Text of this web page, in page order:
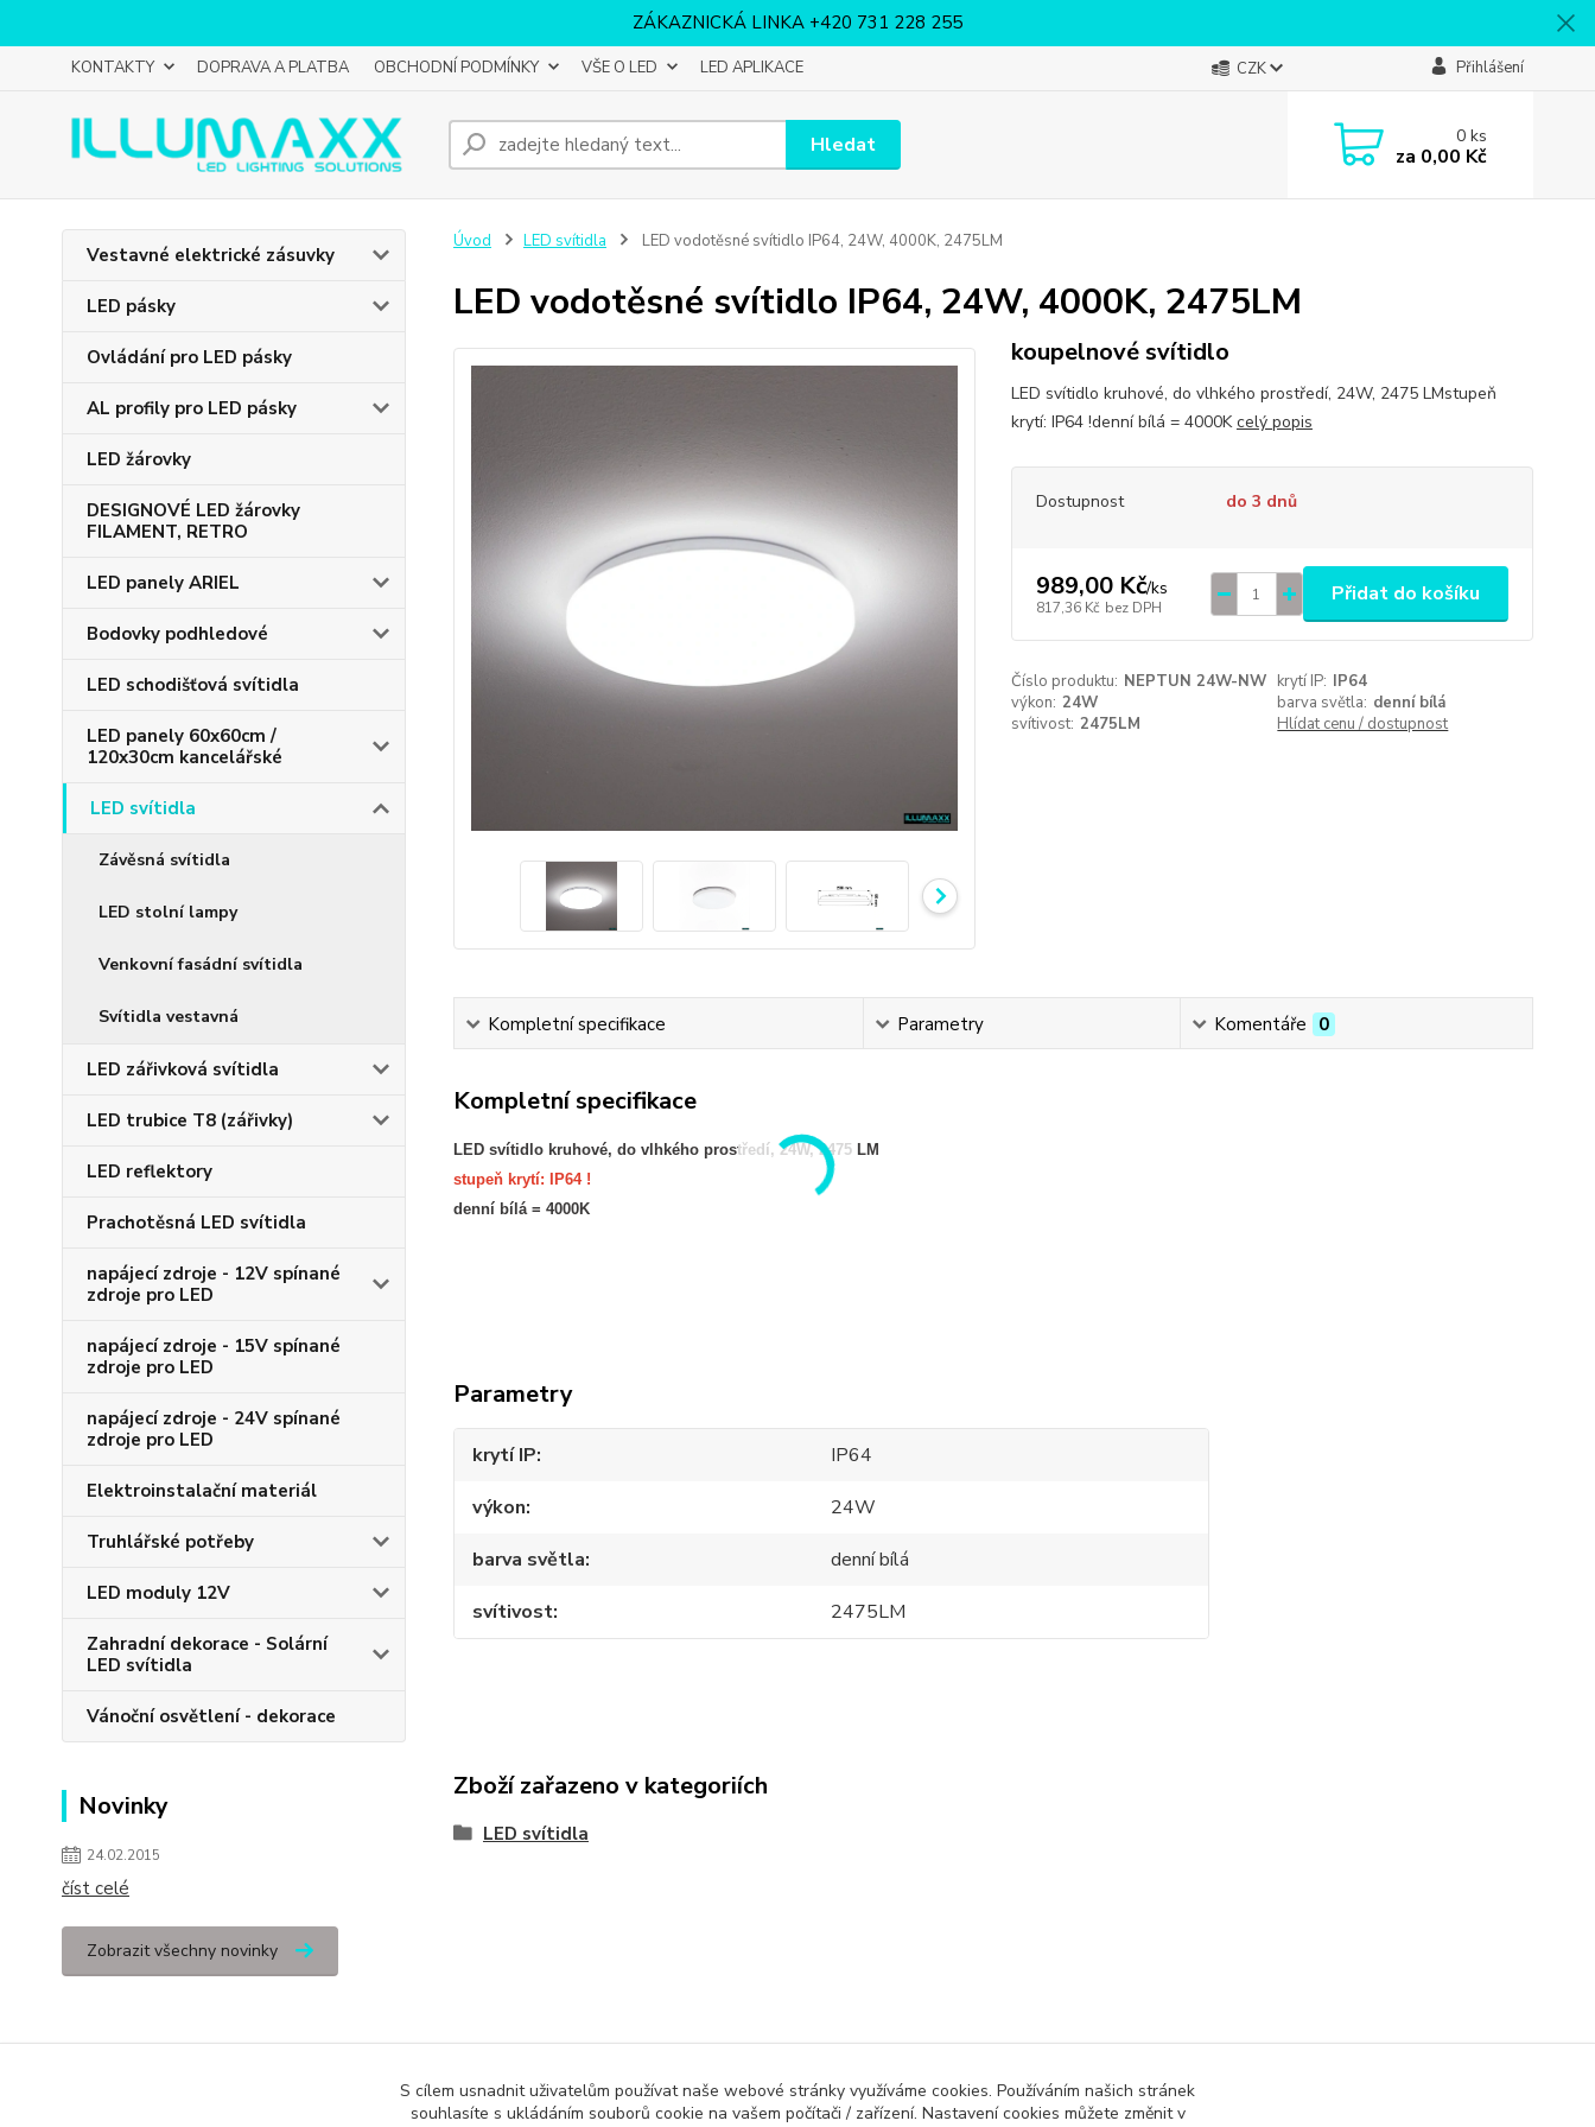
ZÁKAZNICKÁ LINKA +420 731 228 255
KONTAKTY DOPRAVA A PLATBA OBCHODNÍ PODMÍNKY VŠE O LED LED APLIKACE CZK Přihlášení
Hledat 0ks
za 0,00 Kč
Vestavné elektrické zásuvky
LED pásky
Ovládání pro LED pásky
AL profily pro LED pásky
LED žárovky
DESIGNOVÉ LED žárovky
FILAMENT, RETRO
LED panely ARIEL
Bodovky podhledové
LED schodišťová svítidla
LED panely 60x60cm /
120x30cm kancelářské
LED svítidla
Závěsná svítidla
LED stolní lampy
Venkovní fasádní svítidla
Svítidla vestavná
LED zářivková svítidla
LED trubice T8 (zářivky)
LED reflektory
Prachotěsná LED svítidla
napájecí zdroje - 12V spínané
zdroje pro LED
napájecí zdroje - 15V spínané
zdroje pro LED
napájecí zdroje - 24V spínané
zdroje pro LED
Elektroinstalační materiál
Truhlářské potřeby
LED moduly 12V
Zahradní dekorace - Solární
LED svítidla
Vánoční osvětlení - dekorace
Novinky
24.02.2015
číst celé
Zobrazit všechny novinky
Úvod LED svítidla LED vodotěsné svítidlo IP64, 24W, 4000K, 2475LM
LED vodotěsné svítidlo IP64, 24W, 4000K, 2475LM
koupelnové svítidlo
LED svítidlo kruhové, do vlhkého prostředí, 24W, 2475 LMstupeň
krytí: IP64 !denní bílá = 4000Kcelý popis
Dostupnost do 3 dnů
989,00 Kč/ks
817,36 Kč bez DPH
Přidat do košíku
Číslo produktu: NEPTUN 24W-NW krytí IP: IP64
výkon: 24W barva světla: denní bílá
svítivost: 2475LM Hlídat cenu / dostupnost
Kompletní specifikace Parametry Komentáře 0
Kompletní specifikace
LED svítidlo kruhové, do vlhkého prostředí, 24W, 2475 LM
stupeň krytí: IP64 !
denní bílá = 4000K
Parametry
krytí IP
IP64
výkon
24W
barva světla
denní bílá
svítivost
2475LM
Zboží zařazeno v kategoriích
LED svítidla
Evidence Tržeb
Podle zákona o evidenci tržeb je prodávající povinen vystavit kupujícímu účtenku. Zároveň je povinen zaevidovat přijatou tržbu u správce daně online; v případě technického výpadku pak nejpozději do 48 hodin
S cílem usnadnit uživatelům používat naše webové stránky využíváme cookies. Používáním našich stránek
souhlasíte s ukládáním souborů cookie na vašem počítači / zařízení. Nastavení cookies můžete změnit v